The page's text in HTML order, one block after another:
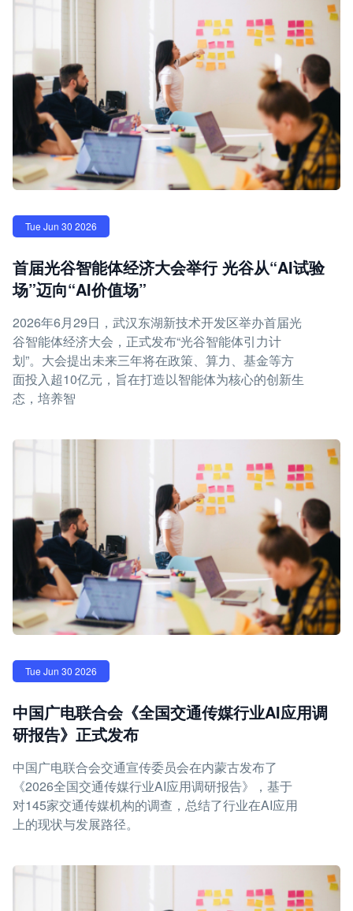
Tue Jun 30 2026
首届光谷智能体经济大会举行 光谷从“AI试验
场”迈向“AI价值场”
2026年6月29日，武汉东湖新技术开发区举办首届光
谷智能体经济大会，正式发布“光谷智能体引力计
划”。大会提出未来三年将在政策、算力、基金等方
面投入超10亿元，旨在打造以智能体为核心的创新生
态，培养智
Tue Jun 30 2026
中国广电联合会《全国交通传媒行业AI应用调
研报告》正式发布
中国广电联合会交通宣传委员会在内蒙古发布了
《2026全国交通传媒行业AI应用调研报告》，基于
对145家交通传媒机构的调查，总结了行业在AI应用
上的现状与发展路径。